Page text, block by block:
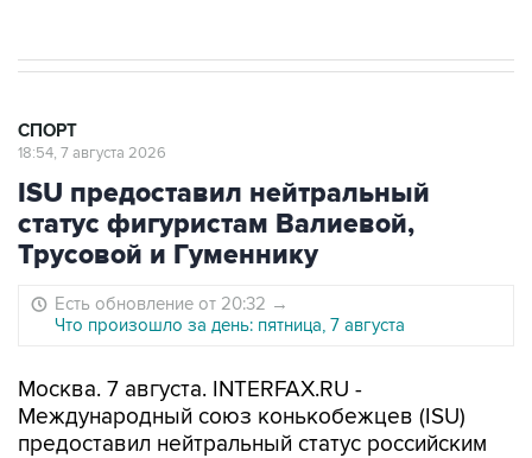
СПОРТ
18:54, 7 августа 2026
ISU предоставил нейтральный
статус фигуристам Валиевой,
Трусовой и Гуменнику
Есть обновление от 20:32 →
Что произошло за день: пятница, 7 августа
Москва. 7 августа. INTERFAX.RU -
Международный союз конькобежцев (ISU)
предоставил нейтральный статус российским